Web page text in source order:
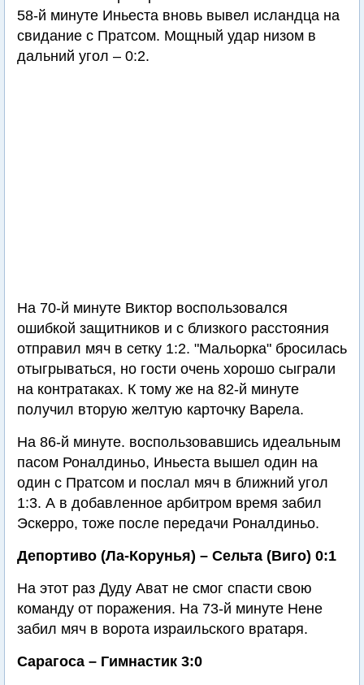
58-й минуте Иньеста вновь вывел исландца на
свидание с Пратсом. Мощный удар низом в
дальний угол – 0:2.
На 70-й минуте Виктор воспользовался
ошибкой защитников и с близкого расстояния
отправил мяч в сетку 1:2. "Мальорка" бросилась
отыгрываться, но гости очень хорошо сыграли
на контратаках. К тому же на 82-й минуте
получил вторую желтую карточку Варела.
На 86-й минуте. воспользовавшись идеальным
пасом Роналдиньо, Иньеста вышел один на
один с Пратсом и послал мяч в ближний угол
1:3. А в добавленное арбитром время забил
Эскерро, тоже после передачи Роналдиньо.
Депортиво (Ла-Корунья) – Сельта (Виго) 0:1
На этот раз Дуду Ават не смог спасти свою
команду от поражения. На 73-й минуте Нене
забил мяч в ворота израильского вратаря.
Сарагоса – Гимнастик 3:0